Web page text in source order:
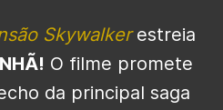
Skywalkerestreia
O filme promete
da principal saga